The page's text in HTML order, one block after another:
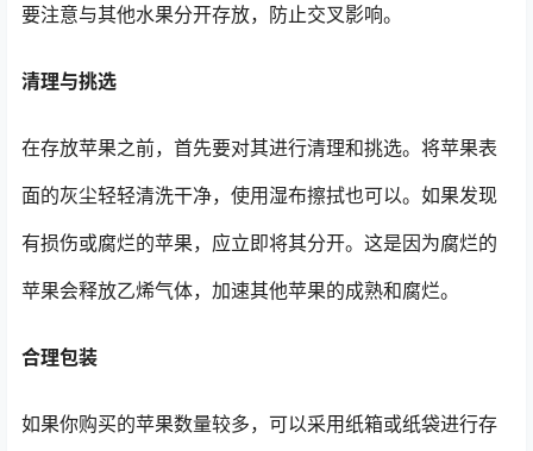
要注意与其他水果分开存放，防止交叉影响。
清理与挑选
在存放苹果之前，首先要对其进行清理和挑选。将苹果表
面的灰尘轻轻清洗干净，使用湿布擦拭也可以。如果发现
有损伤或腐烂的苹果，应立即将其分开。这是因为腐烂的
苹果会释放乙烯气体，加速其他苹果的成熟和腐烂。
合理包装
如果你购买的苹果数量较多，可以采用纸箱或纸袋进行存